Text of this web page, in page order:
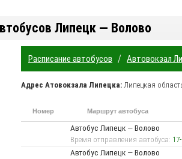
Липецк — Волово
Расписание автобусов / Автовокзал
Адрес Атовокзала Липецка: Липецкая
Номер
маршрута
Маршрут автобуса
Автобус Липецк — Волово
Время отправления автобуса:
Автобус Липецк — Волово